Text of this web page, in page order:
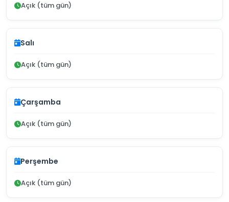
Açık (tüm gün)
Salı
Açık (tüm gün)
Çarşamba
Açık (tüm gün)
Perşembe
Açık (tüm gün)